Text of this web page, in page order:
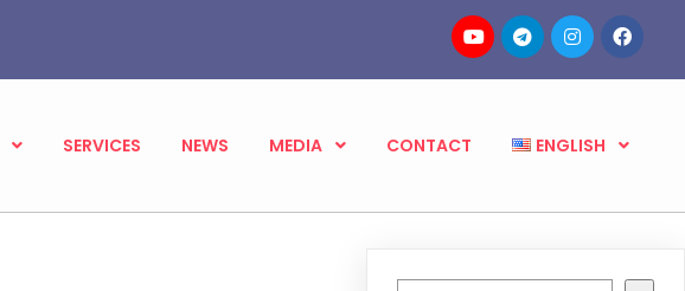
SERVICES NEWS MEDIA CONTACT ENGLISH